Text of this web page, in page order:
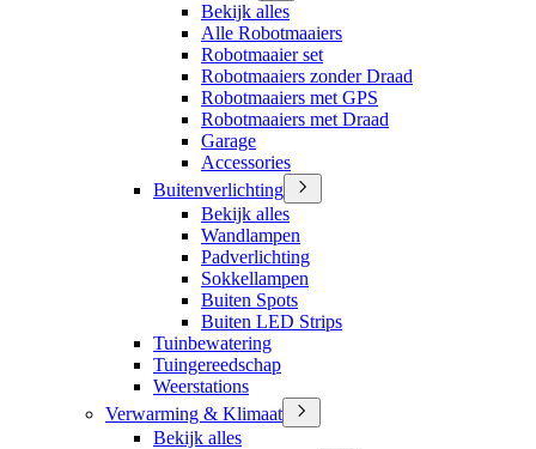
Bekijk alles
Alle Robotmaaiers
Robotmaaier set
Robotmaaiers zonder Draad
Robotmaaiers met GPS
Robotmaaiers met Draad
Garage
Accessories
Buitenverlichting
Bekijk alles
Wandlampen
Padverlichting
Sokkellampen
Buiten Spots
Buiten LED Strips
Tuinbewatering
Tuingereedschap
Weerstations
Verwarming & Klimaat
Bekijk alles